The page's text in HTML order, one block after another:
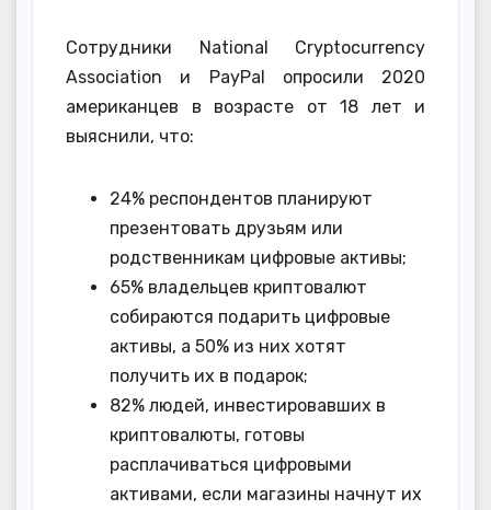
Сотрудники National Cryptocurrency
Association и PayPal опросили 2020
американцев в возрасте от 18 лет и
выяснили, что:
24% респондентов планируют
презентовать друзьям или
родственникам цифровые активы;
65% владельцев криптовалют
собираются подарить цифровые
активы, а 50% из них хотят
получить их в подарок;
82% людей, инвестировавших в
криптовалюты, готовы
расплачиваться цифровыми
активами, если магазины начнут их